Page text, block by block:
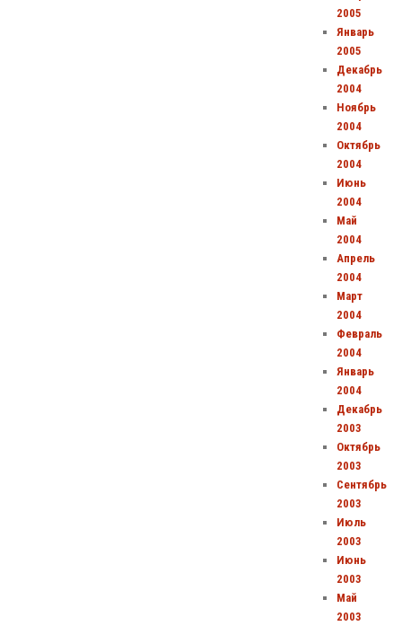
2005
Январь
2005
Декабрь
2004
Ноябрь
2004
Октябрь
2004
Июнь
2004
Май
2004
Апрель
2004
Март
2004
Февраль
2004
Январь
2004
Декабрь
2003
Октябрь
2003
Сентябрь
2003
Июль
2003
Июнь
2003
Май
2003